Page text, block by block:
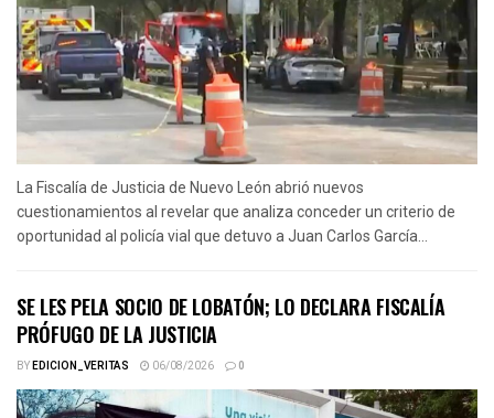
La Fiscalía de Justicia de Nuevo León abrió nuevos
cuestionamientos al revelar que analiza conceder un criterio de
oportunidad al policía vial que detuvo a Juan Carlos García...
SE LES PELA SOCIO DE LOBATÓN; LO DECLARA FISCALÍA
PRÓFUGO DE LA JUSTICIA
BYEDICION_VERITAS 06/08/2026 0